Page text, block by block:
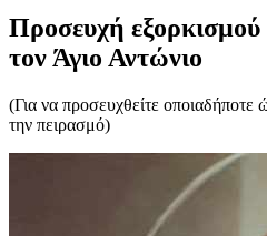
Προσευχή
τον Άγιο Αντώνιο
(Για να προσευχθείτε οποιαδήποτε
την πειρασμό)